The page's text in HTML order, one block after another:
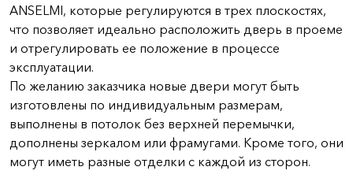
ANSELMI, которые регулируются в трех плоскостях,
что позволяет идеально расположить дверь в проеме
и отрегулировать ее положение в процессе
эксплуатации.
По желанию заказчика новые двери могут быть
изготовлены по индивидуальным размерам,
выполнены в потолок без верхней перемычки,
дополнены зеркалом или фрамугами. Кроме того, они
могут иметь разные отделки с каждой из сторон.